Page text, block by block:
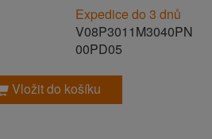
Expedice do 3 dnů
V08P3011M3040PN
00PD05
Vložit do košíku